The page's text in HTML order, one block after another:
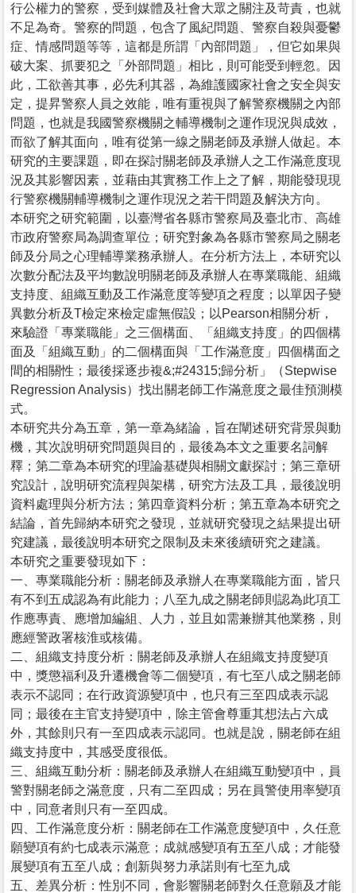
行公權力的警察，受到媒體及社會大眾之關注及苛責，也就
不足為奇。警察的問題，包含了風紀問題、警察自殺與憂鬱
症、情感問題等等，這都是所謂「內部問題」，但它如果與
破大案、抓要犯之「外部問題」相比，則可能受到輕忽。因
此，工欲善其事，必先利其器，為維護國家社會之安全與安
定，提昇警察人員之效能，唯有重視與了解警察機關之內部
問題，也就是我國警察機關之輔導機制之運作現況與成效，
而欲了解其面向，唯有從第一線之關老師及承辦人做起。本
研究的主要課題，即在探討關老師及承辦人之工作滿意度現
況及其影響因素，並藉由其實務工作上之了解，期能發現現
行警察機關輔導機制之運作現況之若干問題及解決方向。
本研究之研究範圍，以臺灣省各縣市警察局及臺北市、高雄
市政府警察局為調查單位；研究對象為各縣市警察局之關老
師及分局之心理輔導業務承辦人。在分析方法上，本研究以
次數分配法及平均數說明關老師及承辦人在專業職能、組織
支持度、組織互動及工作滿意度等變項之程度；以單因子變
異數分析及T檢定來檢定虛無假設；以Pearson相關分析，
來驗證「專業職能」之三個構面、「組織支持度」的四個構
面及「組織互動」的二個構面與「工作滿意度」四個構面之
間的相關性；最後採逐步複&;#24315;歸分析」（Stepwise
Regression Analysis）找出關老師工作滿意度之最佳預測模
式。
本研究共分為五章，第一章為緒論，旨在闡述研究背景與動
機，其次說明研究問題與目的，最後為本文之重要名詞解
釋；第二章為本研究的理論基礎與相關文獻探討；第三章研
究設計，說明研究流程與架構，研究方法及工具，最後說明
資料處理與分析方法；第四章資料分析；第五章為本研究之
結論，首先歸納本研究之發現，並就研究發現之結果提出研
究建議，最後說明本研究之限制及未來後續研究之建議。
本研究之重要發現如下：
一、專業職能分析：關老師及承辦人在專業職能方面，皆只
有不到五成認為有此能力；八至九成之關老師則認為此項工
作應專責、應增加編組、人力，並且如需兼辦其他業務，則
應經警政署核淮或核備。
二、組織支持度分析：關老師及承辦人在組織支持度變項
中，獎懲福利及升遷機會等二個變項，有七至八成之關老師
表示不認同；在行政資源變項中，也只有三至四成表示認
同；最後在主官支持變項中，除主管會尊重其想法占六成
外，其餘則只有一至四成表示認同。也就是說，關老師在組
織支持度中，其感受度很低。
三、組織互動分析：關老師及承辦人在組織互動變項中，員
警對關老師之滿意度，只有二至四成；另在員警使用率變項
中，同意者則只有一至四成。
四、工作滿意度分析：關老師在工作滿意度變項中，久任意
願變項有約七成表示滿意；成就感變項有五至八成；才能發
展變項有五至八成；創新與努力承諾則有七至九成
五、差異分析：性別不同，會影響關老師對久任意願及才能